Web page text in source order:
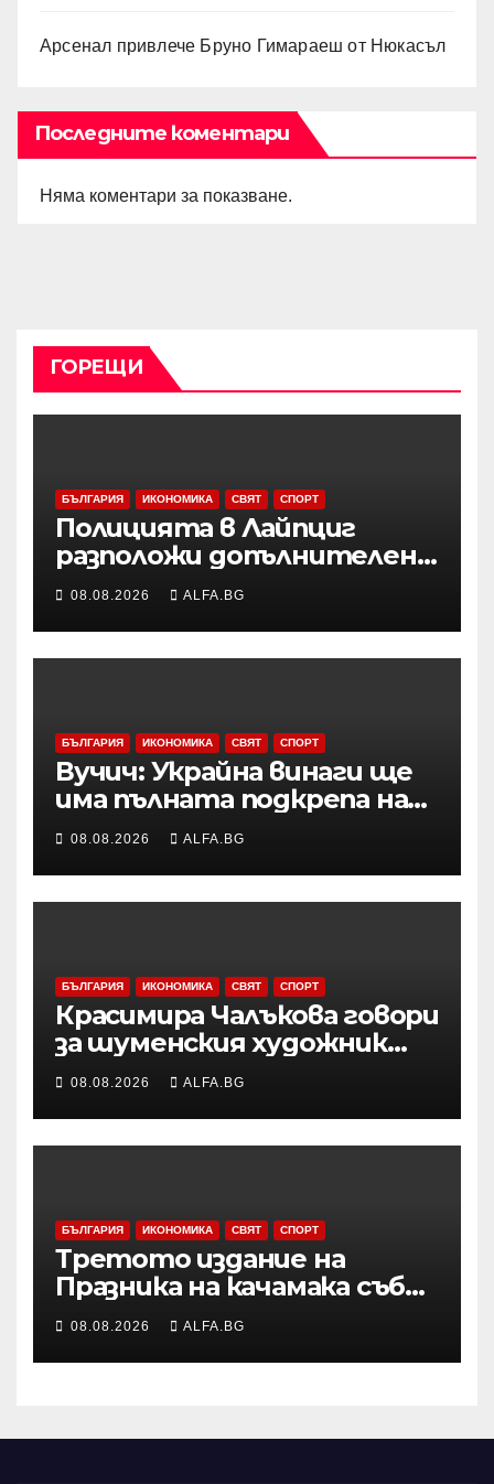
Арсенал привлече Бруно Гимараеш от Нюкасъл
Последните коментари
Няма коментари за показване.
ГОРЕЩИ
БЪЛГАРИЯ ИКОНОМИКА СВЯТ СПОРТ
Полицията в Лайпциг
разположи допълнителен
специализиран радар на
летището след
инцидента с открития
дрон
08.08.2026 ALFA.BG
БЪЛГАРИЯ ИКОНОМИКА СВЯТ СПОРТ
Вучич: Украйна винаги ще
има пълната подкрепа на
нашата страна по
европейския си път
08.08.2026 ALFA.BG
БЪЛГАРИЯ ИКОНОМИКА СВЯТ СПОРТ
Красимира Чалъкова говори
за шуменския художник
Никола Михайлов на
дискусията за Пенчо
Славейков и модернизма в
Шумен
08.08.2026 ALFA.BG
БЪЛГАРИЯ ИКОНОМИКА СВЯТ СПОРТ
Третото издание на
Празника на качамака събра
жители и гости в
пернишкото село Черна
гора
08.08.2026 ALFA.BG